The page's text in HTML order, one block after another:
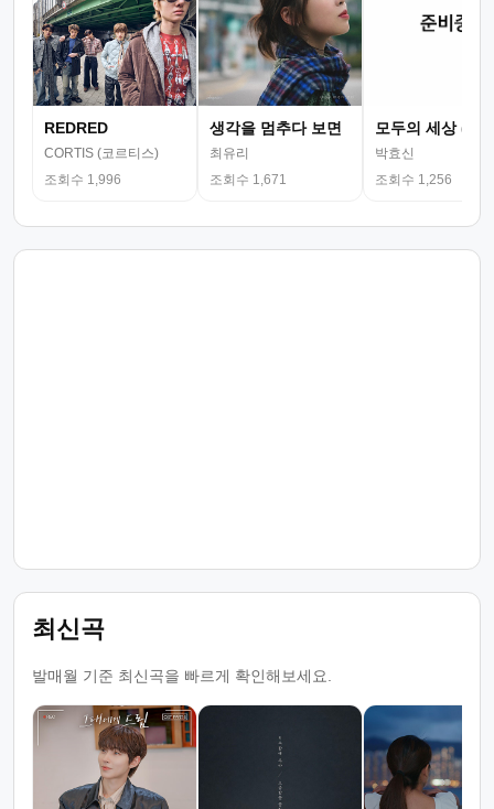
REDRED
CORTIS (코르티스)
조회수 1,996
생각을 멈추다 보면
최유리
조회수 1,671
모두의 세상 (뮤
박효신
조회수 1,256
최신곡
발매월 기준 최신곡을 빠르게 확인해보세요.